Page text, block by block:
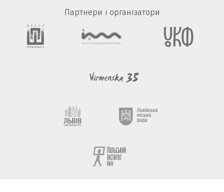
Партнери і організатори